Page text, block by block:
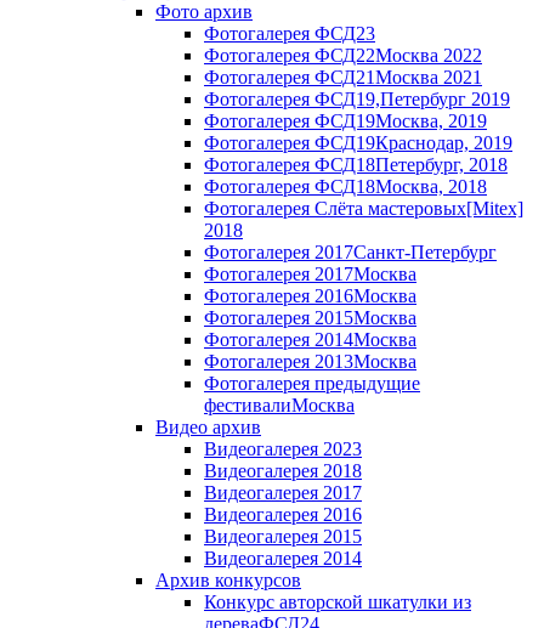
Фото архив
Фотогалерея ФСД23
Фотогалерея ФСД22Москва 2022
Фотогалерея ФСД21Москва 2021
Фотогалерея ФСД19,Петербург 2019
Фотогалерея ФСД19Москва, 2019
Фотогалерея ФСД19Краснодар, 2019
Фотогалерея ФСД18Петербург, 2018
Фотогалерея ФСД18Москва, 2018
Фотогалерея Слёта мастеровых[Mitex]
2018
Фотогалерея 2017Санкт-Петербург
Фотогалерея 2017Москва
Фотогалерея 2016Москва
Фотогалерея 2015Москва
Фотогалерея 2014Москва
Фотогалерея 2013Москва
Фотогалерея предыдущие
фестивалиМосква
Видео архив
Видеогалерея 2023
Видеогалерея 2018
Видеогалерея 2017
Видеогалерея 2016
Видеогалерея 2015
Видеогалерея 2014
Архив конкурсов
Конкурс авторской шкатулки из
дереваФСД24